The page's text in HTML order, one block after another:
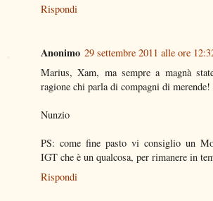
Rispondi
Anonimo 29 settembre 2011 alle ore
Marius, Xam, ma sempre a magnà
ragione chi parla di compagni di merende!
Nunzio
PS: come fine pasto vi consiglio un
IGT che è un qualcosa, per rimanere in
Rispondi